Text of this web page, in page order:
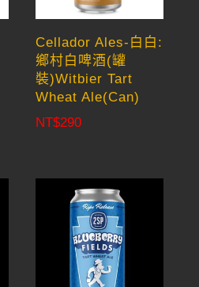
Cellador Ales-白白:
鄉村白啤酒(罐
裝)Witbier Tart
Wheat Ale(Can)
NT$290